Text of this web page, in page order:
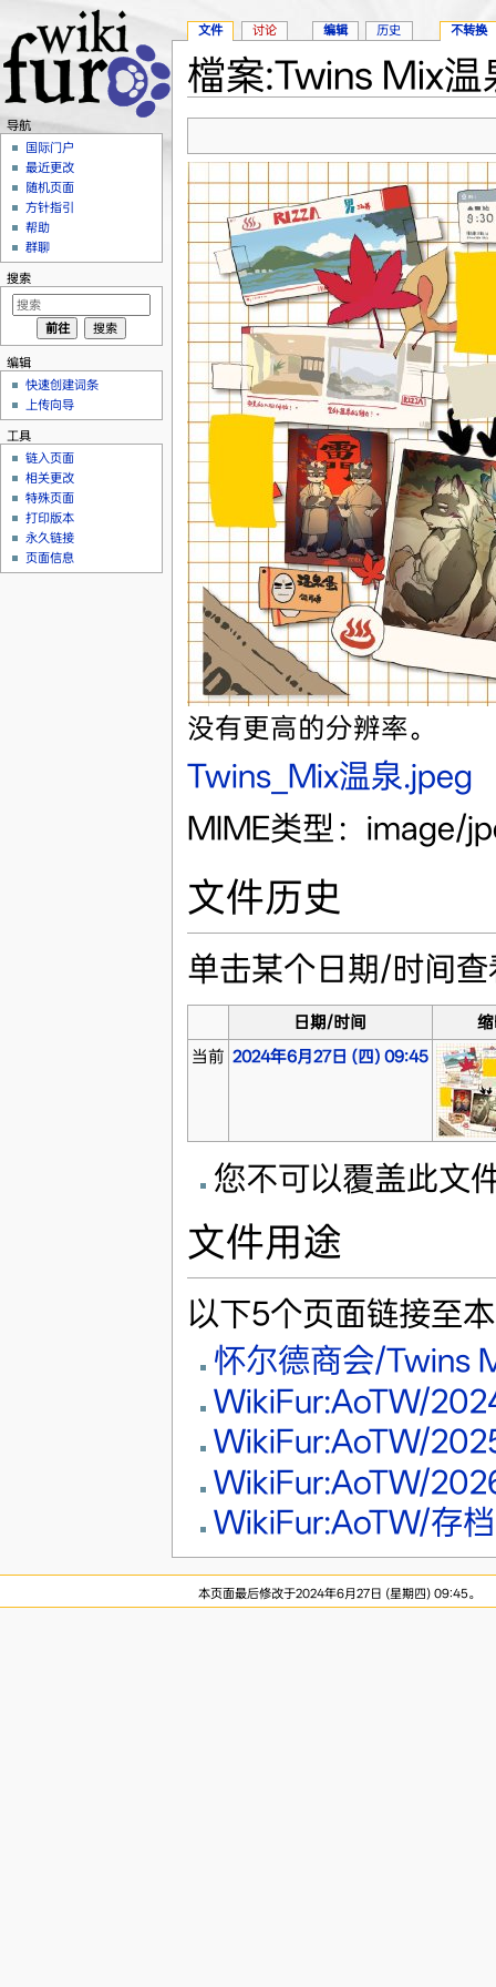
檔案:Twins Mix温
没有更高的分辨率。
Twins_Mix温泉.jpeg
MIME类型：image/
文件历史
单击某个日期/时间
日期/时间
当前 2024年6月27日 (四) 09:45
您不可以覆盖此文
文件用途
以下5个页面链接至
怀尔德商会/Twins
WikiFur:AoTW/
WikiFur:AoTW/
WikiFur:AoTW/
WikiFur:AoTW/存档
文件 讨论 编辑 历史 不转换
导航
国际门户
最近更改
随机页面
方针指引
帮助
群聊
搜索
编辑
快速创建词条
上传向导
工具
链入页面
相关更改
特殊页面
打印版本
永久链接
页面信息
本页面最后修改于2024年6月27日 (星期四) 09:45。